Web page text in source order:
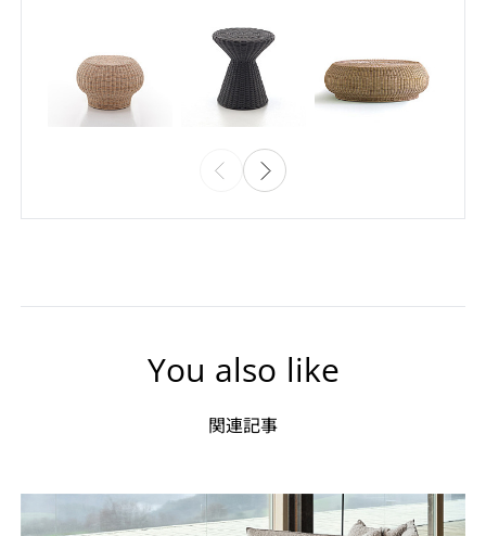
You also like
関連記事